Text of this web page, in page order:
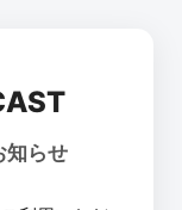
知らせ